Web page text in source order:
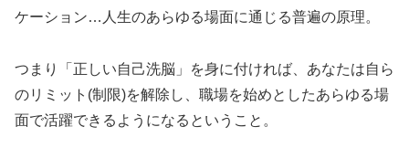
ケーション…人生のあらゆる場面に通じる普遍の原理。
つまり「正しい自己洗脳」を身に付ければ、あなたは自ら
のリミット(制限)を解除し、職場を始めとしたあらゆる場
面で活躍できるようになるということ。